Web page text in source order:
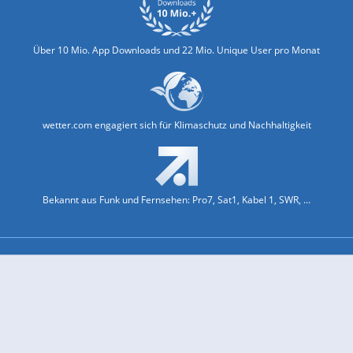
Über 10 Mio. App Downloads und 22 Mio. Unique User pro Monat
wetter.com engagiert sich für Klimaschutz und Nachhaltigkeit
Bekannt aus Funk und Fernsehen: Pro7, Sat1, Kabel 1, SWR, ...